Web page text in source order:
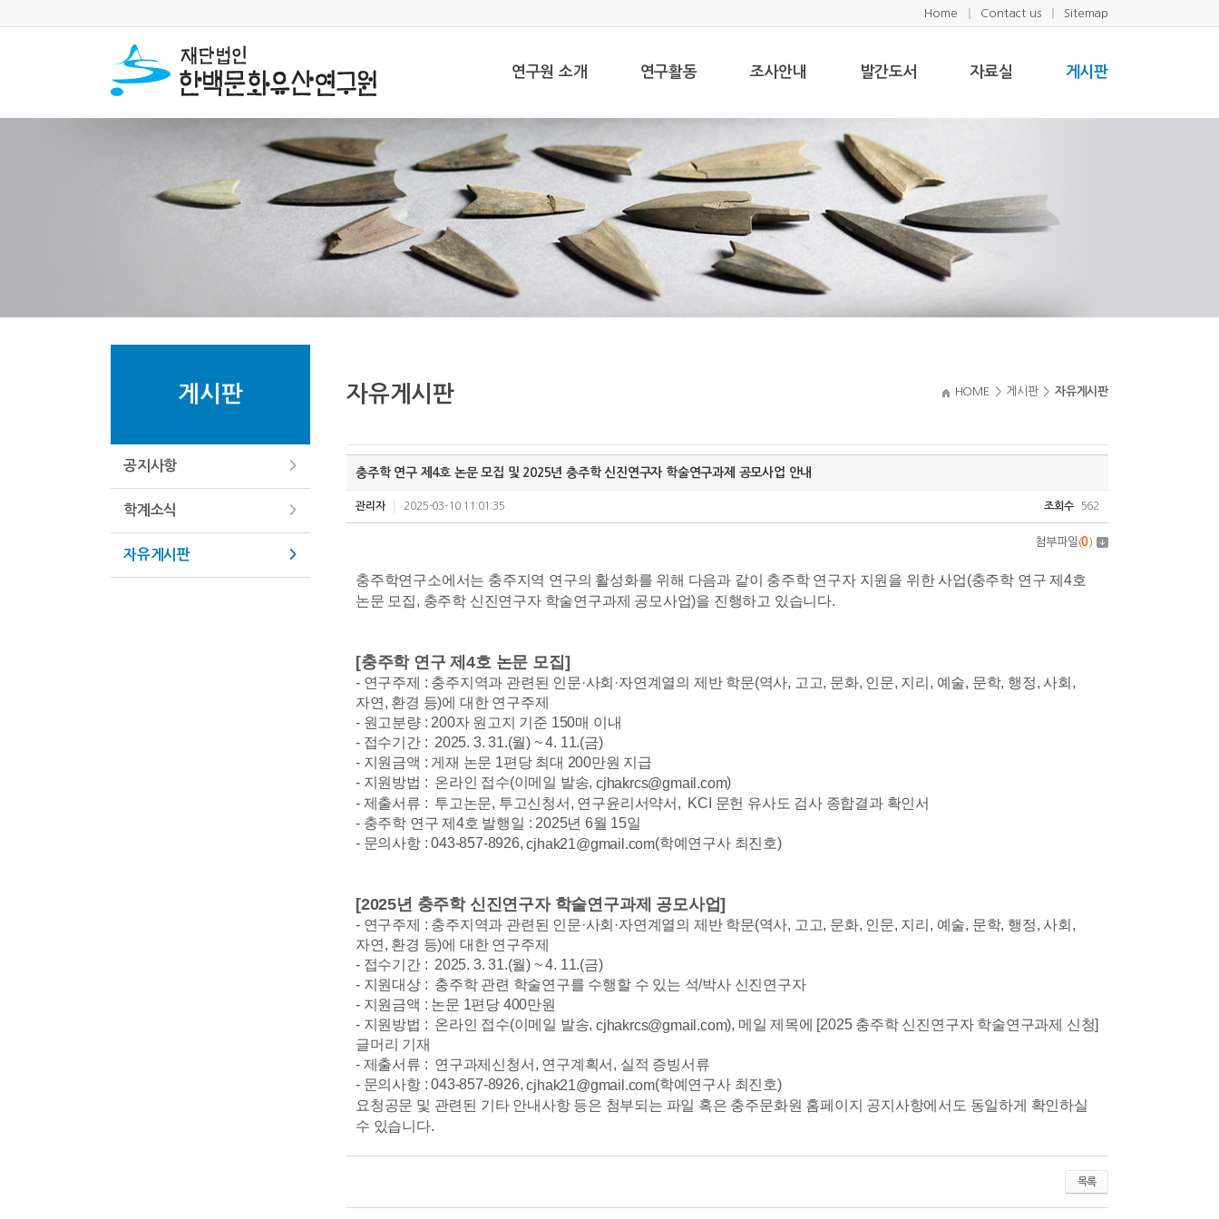
Home Contact us Sitemap
연구원 소개 연구활동 조사안내 발간도서 자료실 게시판
게시판
공지사항
학계소식
자유게시판
자유게시판 HOME > 게시판 > 자유게시판
충주학 연구 제4호 논문 모집 및 2025년 충주학 신진연구자 학술연구과제 공모사업 안내
관리자 2025-03-10 11:01:35 조회수 562
첨부파일 (0)
충주학연구소에서는 충주지역 연구의 활성화를 위해 다음과 같이 충주학 연구자 지원을 위한 사업(충주학 연구 제4호
논문 모집, 충주학 신진연구자 학술연구과제 공모사업)을 진행하고 있습니다.
[충주학 연구 제4호 논문 모집]
- 연구주제 : 충주지역과 관련된 인문·사회·자연계열의 제반 학문(역사, 고고, 문화, 인문, 지리, 예술, 문학, 행정, 사회,
자연, 환경 등)에 대한 연구주제
- 원고분량 : 200자 원고지 기준 150매 이내
- 접수기간 : 2025. 3. 31.(월) ~ 4. 11.(금)
- 지원금액 : 게재 논문 1편당 최대 200만원 지급
- 지원방법 : 온라인 접수(이메일 발송, cjhakrcs@gmail.com)
- 제출서류 : 투고논문, 투고신청서, 연구윤리서약서, KCI 문헌 유사도 검사 종합결과 확인서
- 충주학 연구 제4호 발행일 : 2025년 6월 15일
- 문의사항 : 043-857-8926,cjhak21@gmail.com(학예연구사 최진호)
[2025년 충주학 신진연구자 학술연구과제 공모사업]
- 연구주제 : 충주지역과 관련된 인문·사회·자연계열의 제반 학문(역사, 고고, 문화, 인문, 지리, 예술, 문학, 행정, 사회,
자연, 환경 등)에 대한 연구주제
- 접수기간 : 2025. 3. 31.(월) ~ 4. 11.(금)
- 지원대상 : 충주학 관련 학술연구를 수행할 수 있는 석/박사 신진연구자
- 지원금액 : 논문 1편당 400만원
- 지원방법 : 온라인 접수(이메일 발송, cjhakrcs@gmail.com), 메일 제목에 [2025 충주학 신진연구자 학술연구과제 신청]
글머리 기재
- 제출서류 : 연구과제신청서, 연구계획서, 실적 증빙서류
- 문의사항 : 043-857-8926,cjhak21@gmail.com(학예연구사 최진호)
요청공문 및 관련된 기타 안내사항 등은 첨부되는 파일 혹은 충주문화원 홈페이지 공지사항에서도 동일하게 확인하실
수 있습니다.
목록